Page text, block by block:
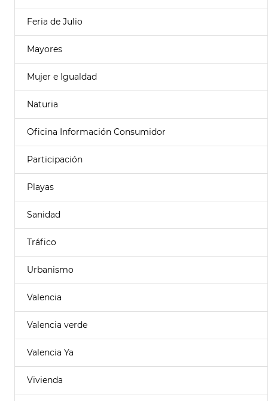
Feria de Julio
Mayores
Mujer e Igualdad
Naturia
Oficina Información Consumidor
Participación
Playas
Sanidad
Tráfico
Urbanismo
Valencia
Valencia verde
Valencia Ya
Vivienda